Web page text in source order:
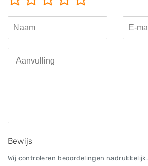
Bewijs
Wij controleren beoordelingen